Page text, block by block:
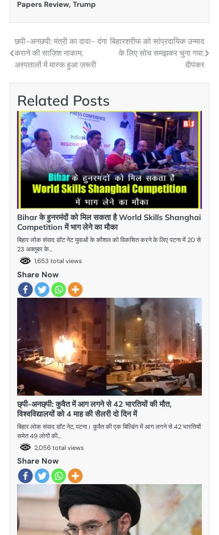
Papers Review, Trump
Post
navigation
छपी-अनछपी: मंत्री का दावा- दंगा
कराने की साज़िश नाकाम,
अस्पतालों में मास्क हुआ ज़रूरी
बिहारशरीफ को सांप्रदायिक उन्माद
के लिए सोच समझकर चुना गया:
दीपंकर
Related Posts
Bihar के हुनरमंदों को मिल सकता है World Skills Shanghai
Competition में भाग लेने का मौका
बिहार लोक संवाद डॉट नेट युवाओं के कौशल को विकसित करने के लिए पटना में 20 से
23 अक्तूबर के…
1,653 total views
Share Now
छ्पी-अनछ्पी: कुवैत में आग लगने से 42 भारतियों की मौत,
विश्वविद्यालयों को 4 माह की सैलरी दो दिन में
बिहार लोक संवाद डॉट नेट, पटना। कुवैत की एक बिल्डिंग में आग लगने से 42 भारतियों
समेत 49 लोगों की…
2,056 total views
Share Now